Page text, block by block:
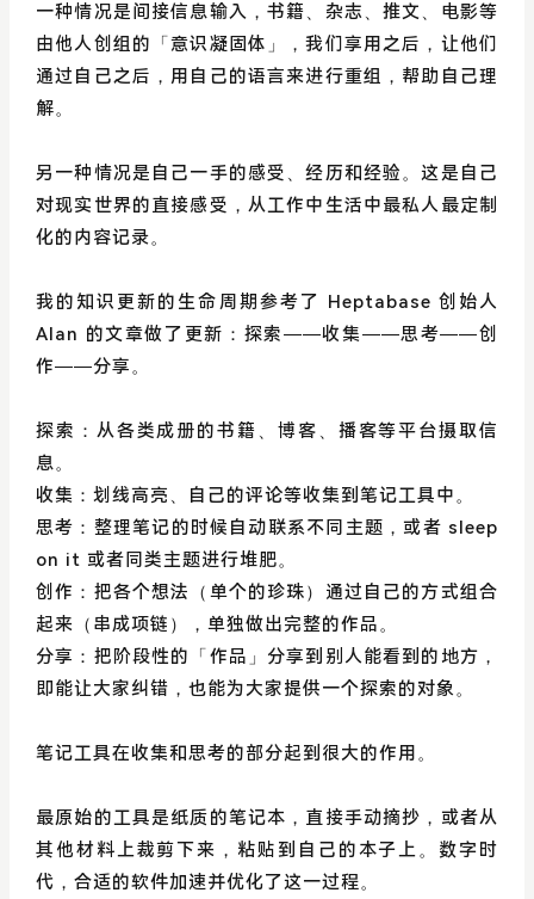
一种情况是间接信息输入，书籍、杂志、推文、电影等
由他人创组的「意识凝固体」，我们享用之后，让他们
通过自己之后，用自己的语言来进行重组，帮助自己理
解。
另一种情况是自己一手的感受、经历和经验。这是自己
对现实世界的直接感受，从工作中生活中最私人最定制
化的内容记录。
我的知识更新的生命周期参考了 Heptabase 创始人
Alan 的文章做了更新：探索——收集——思考——创
作——分享。
探索：从各类成册的书籍、博客、播客等平台摄取信
息。
收集：划线高亮、自己的评论等收集到笔记工具中。
思考：整理笔记的时候自动联系不同主题，或者 sleep
on it 或者同类主题进行堆肥。
创作：把各个想法（单个的珍珠）通过自己的方式组合
起来（串成项链），单独做出完整的作品。
分享：把阶段性的「作品」分享到别人能看到的地方，
即能让大家纠错，也能为大家提供一个探索的对象。
笔记工具在收集和思考的部分起到很大的作用。
最原始的工具是纸质的笔记本，直接手动摘抄，或者从
其他材料上裁剪下来，粘贴到自己的本子上。数字时
代，合适的软件加速并优化了这一过程。